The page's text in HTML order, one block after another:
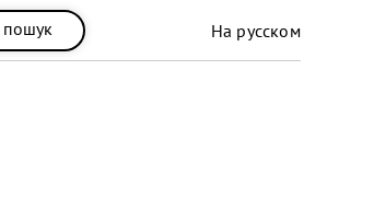
пошук На русском